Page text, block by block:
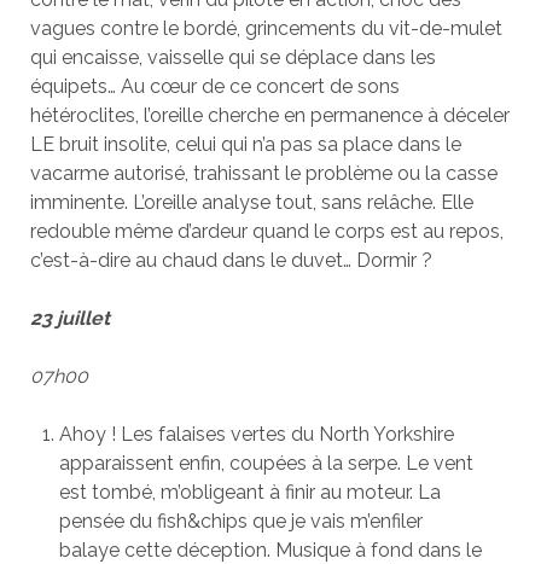
vagues contre le bordé, grincements du vit-de-mulet
qui encaisse, vaisselle qui se déplace dans les
équipets… Au cœur de ce concert de sons
hétéroclites, l’oreille cherche en permanence à déceler
LE bruit insolite, celui qui n’a pas sa place dans le
vacarme autorisé, trahissant le problème ou la casse
imminente. L’oreille analyse tout, sans relâche. Elle
redouble même d’ardeur quand le corps est au repos,
c’est-à-dire au chaud dans le duvet… Dormir ?
23 juillet
07h00
Ahoy ! Les falaises vertes du North Yorkshire
apparaissent enfin, coupées à la serpe. Le vent
est tombé, m’obligeant à finir au moteur. La
pensée du fish&chips que je vais m’enfiler
balaye cette déception. Musique à fond dans le